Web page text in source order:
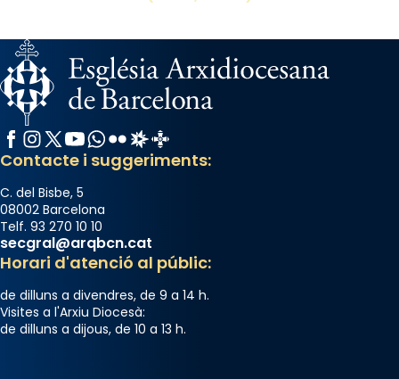
Facebook
Instagram
X / Twitter
YouTube
WhatsApp
FlickrRadio Estel
Catalunya Cristiana
Contacte i suggeriments:
C. del Bisbe, 5
08002 Barcelona
Telf. 93 270 10 10
secgral@arqbcn.cat
Horari d'atenció al públic:
de dilluns a divendres, de 9 a 14 h.
Visites a l'Arxiu Diocesà:
de dilluns a dijous, de 10 a 13 h.